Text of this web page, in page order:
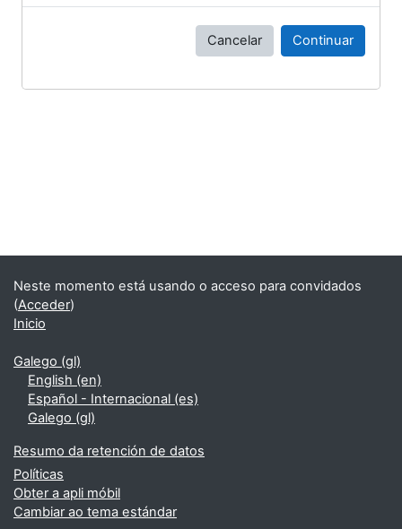
Cancelar Continuar
Neste momento está usando o acceso para convidados
(Acceder)
Inicio
Galego ‎(gl)‎
English ‎(en)‎
Español - Internacional ‎(es)‎
Galego ‎(gl)‎
Resumo da retención de datos
Políticas
Obter a apli móbil
Cambiar ao tema estándar